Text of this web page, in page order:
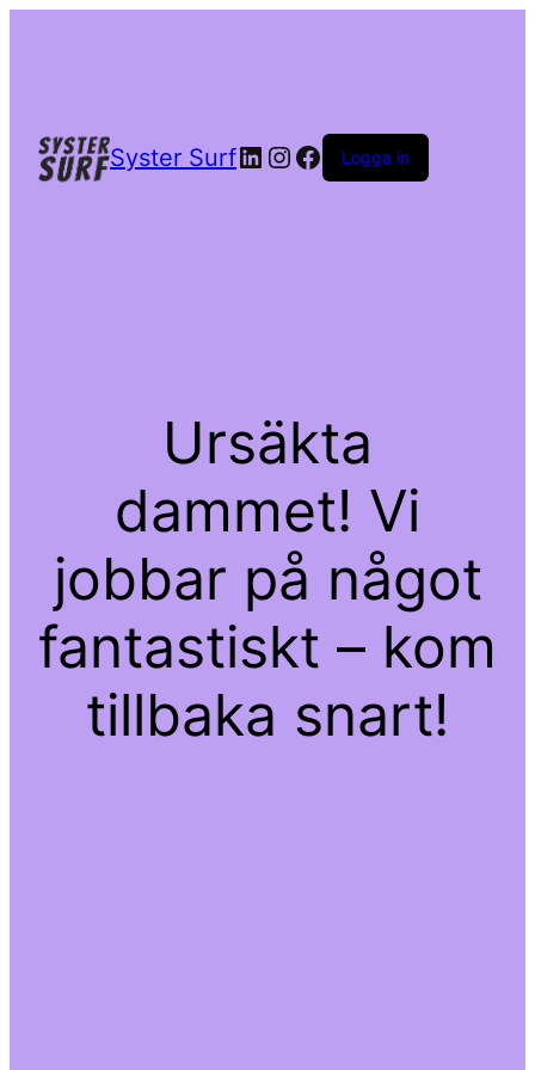
Syster SurfLinkedIn
Instagram
Facebook
Logga in
Ursäkta
dammet! Vi
jobbar på något
fantastiskt – kom
tillbaka snart!